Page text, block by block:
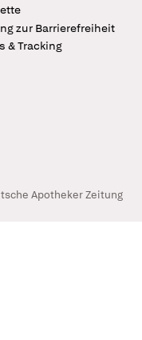
zur Barrierefreiheit
& Tracking
Apotheker Zeitung